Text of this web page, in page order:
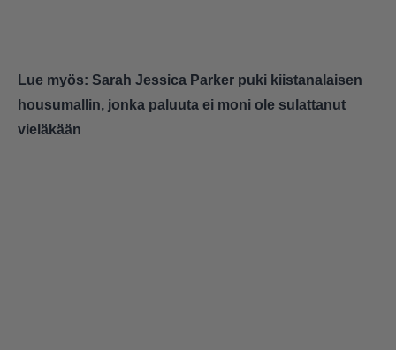
Lue myös: Sarah Jessica Parker puki kiistanalaisen
housumallin, jonka paluuta ei moni ole sulattanut
vieläkään